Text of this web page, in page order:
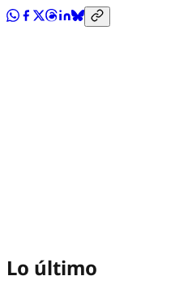
Lo último